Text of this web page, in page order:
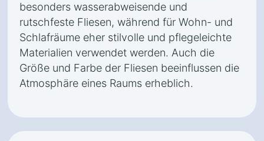
besonders wasserabweisende und
rutschfeste Fliesen, während für Wohn- und
Schlafräume eher stilvolle und pflegeleichte
Materialien verwendet werden. Auch die
Größe und Farbe der Fliesen beeinflussen die
Atmosphäre eines Raums erheblich.